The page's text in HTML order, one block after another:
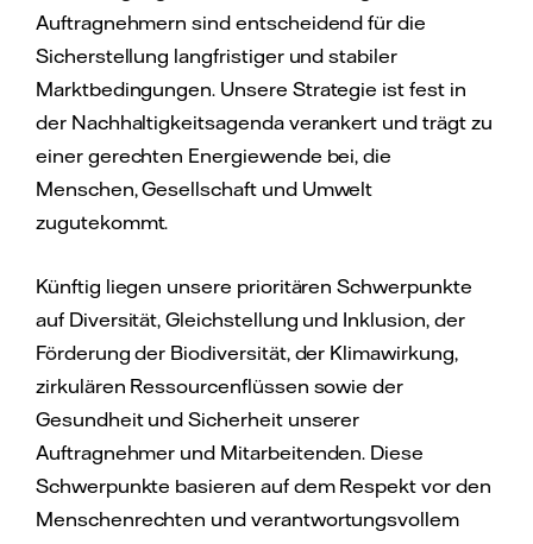
Auftragnehmern sind entscheidend für die
Sicherstellung langfristiger und stabiler
Marktbedingungen. Unsere Strategie ist fest in
der Nachhaltigkeitsagenda verankert und trägt zu
einer gerechten Energiewende bei, die
Menschen, Gesellschaft und Umwelt
zugutekommt.
Künftig liegen unsere prioritären Schwerpunkte
auf Diversität, Gleichstellung und Inklusion, der
Förderung der Biodiversität, der Klimawirkung,
zirkulären Ressourcenflüssen sowie der
Gesundheit und Sicherheit unserer
Auftragnehmer und Mitarbeitenden. Diese
Schwerpunkte basieren auf dem Respekt vor den
Menschenrechten und verantwortungsvollem